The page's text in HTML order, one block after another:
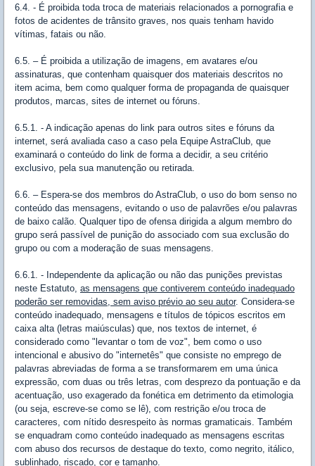
6.4. - É proibida toda troca de materiais relacionados a pornografia e
fotos de acidentes de trânsito graves, nos quais tenham havido
vítimas, fatais ou não.
6.5. – É proibida a utilização de imagens, em avatares e/ou
assinaturas, que contenham quaisquer dos materiais descritos no
item acima, bem como qualquer forma de propaganda de quaisquer
produtos, marcas, sites de internet ou fóruns.
6.5.1. - A indicação apenas do link para outros sites e fóruns da
internet, será avaliada caso a caso pela Equipe AstraClub, que
examinará o conteúdo do link de forma a decidir, a seu critério
exclusivo, pela sua manutenção ou retirada.
6.6. – Espera-se dos membros do AstraClub, o uso do bom senso no
conteúdo das mensagens, evitando o uso de palavrões e/ou palavras
de baixo calão. Qualquer tipo de ofensa dirigida a algum membro do
grupo será passível de punição do associado com sua exclusão do
grupo ou com a moderação de suas mensagens.
6.6.1. - Independente da aplicação ou não das punições previstas
neste Estatuto, as mensagens que contiverem conteúdo inadequado
poderão ser removidas, sem aviso prévio ao seu autor. Considera-se
conteúdo inadequado, mensagens e títulos de tópicos escritos em
caixa alta (letras maiúsculas) que, nos textos de internet, é
considerado como "levantar o tom de voz", bem como o uso
intencional e abusivo do "internetês" que consiste no emprego de
palavras abreviadas de forma a se transformarem em uma única
expressão, com duas ou três letras, com desprezo da pontuação e da
acentuação, uso exagerado da fonética em detrimento da etimologia
(ou seja, escreve-se como se lê), com restrição e/ou troca de
caracteres, com nítido desrespeito às normas gramaticais. Também
se enquadram como conteúdo inadequado as mensagens escritas
com abuso dos recursos de destaque do texto, como negrito, itálico,
sublinhado, riscado, cor e tamanho.